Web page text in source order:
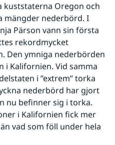
kuststaterna Oregon och
mängder nederbörd. I
Pärson vann sin första
rekordmycket
Den ymniga nederbörden
Kalifornien. Vid samma
i ”extrem” torka
nederbörd har gjort
nu befinner sig i torka.
i Kalifornien fick mer
vad som föll under hela